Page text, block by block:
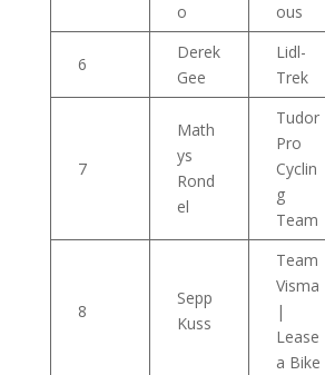
o
ous
6
Derek
Gee
Lidl-
Trek
7
Math
ys
Rond
el
Tudor
Pro
Cyclin
g
Team
8
Sepp
Kuss
Team
Visma
|
Lease
a Bike